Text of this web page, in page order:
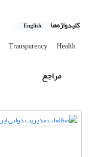
کلیدواژه‌ها English
Transparency Health
مراجع